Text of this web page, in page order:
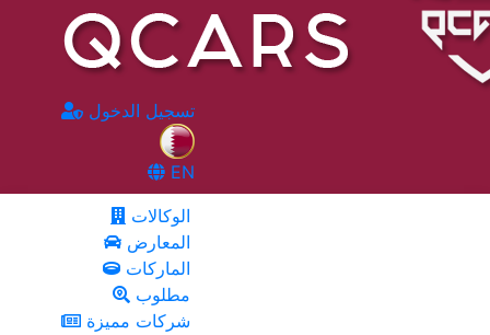
تسجيل الدخول
EN
الوكالات
المعارض
الماركات
مطلوب
شركات مميزة